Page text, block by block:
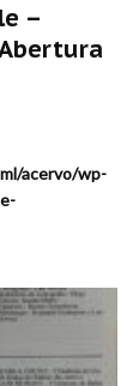
–
acervo/wp-